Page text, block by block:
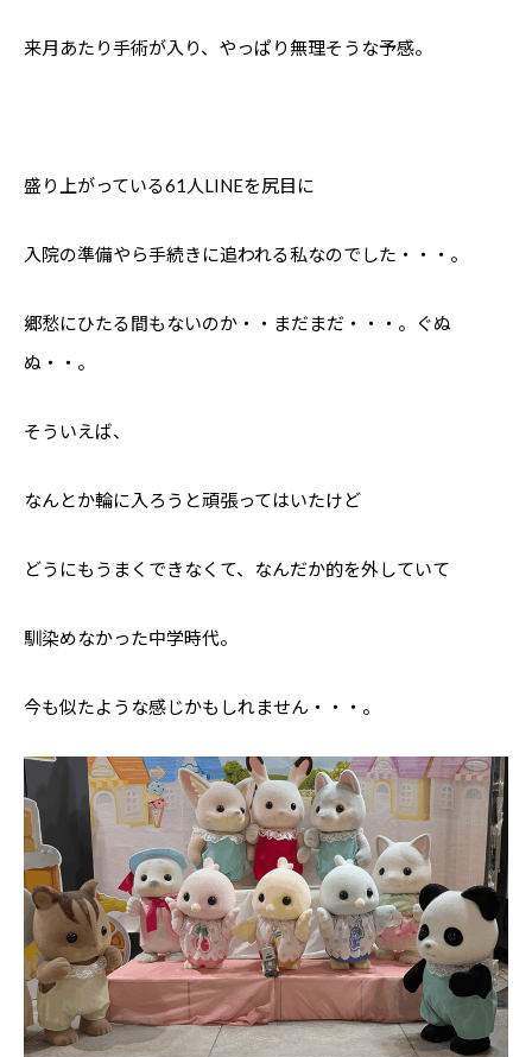
来月あたり手術が入り、やっぱり無理そうな予感。
盛り上がっている61人LINEを尻目に
入院の準備やら手続きに追われる私なのでした・・・。
郷愁にひたる間もないのか・・まだまだ・・・。ぐぬ
ぬ・・。
そういえば、
なんとか輪に入ろうと頑張ってはいたけど
どうにもうまくできなくて、なんだか的を外していて
馴染めなかった中学時代。
今も似たような感じかもしれません・・・。